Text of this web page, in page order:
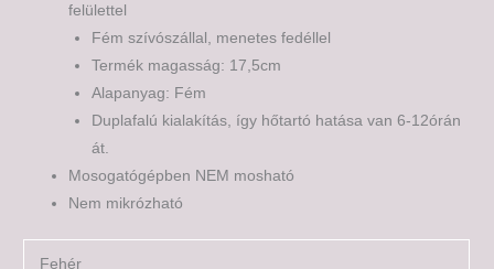
felülettel
Fém szívószállal, menetes fedéllel
Termék magasság: 17,5cm
Alapanyag: Fém
Duplafalú kialakítás, így hőtartó hatása van 6-12órán
át.
Mosogatógépben NEM mosható
Nem mikrózható
Fehér